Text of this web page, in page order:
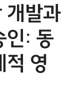
개발과
인: 동
적 영